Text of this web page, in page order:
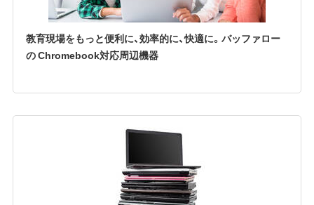
教育現場をもっと便利に、効率的に、快適に。バッファロー
の Chromebook対応周辺機器